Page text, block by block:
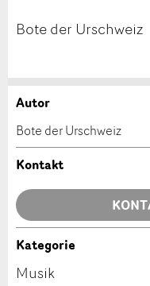
Bote der Urschweiz
Anzeige
Ihr Feedback wird
Allgemeines
Anzeige nicht
Anzeige
Anzeige
Empfehlen Sie
Autor
Bote der Urschweiz
Kontakt
Kontakt
Kategorie
Musik